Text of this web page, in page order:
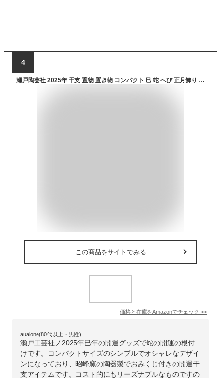
4
瀬戸陶芸社 2025年 干支 置物 置き物 コンパクト 巳 蛇 へび 正月飾り 開運 の根付 おみくじ付 昭峰窯 133
この商品をサイトでみる
価格と在庫をAmazonでチェック >>
aualone(80代以上・男性)
瀬戸工芸社ノ2025年巳年の開運グッズで蛇の開運の根付
けです。コンパクトサイズのシンプルでオシャレなデザイ
ンになっており、昭峰窯の陶器製でおみくじ付きの開運干
支アイテムです。コスト的にもリーズナブルなものですの